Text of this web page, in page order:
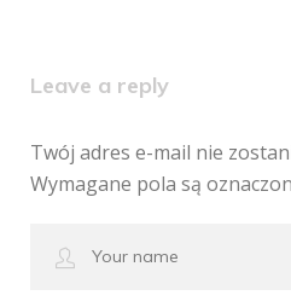
Leave a reply
Twój adres e-mail nie
Wymagane pola są